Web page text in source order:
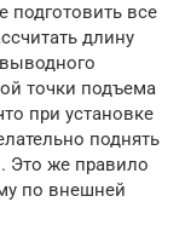
все
длину
точки подъема
при установке
поднять
Это же правило
по внешней